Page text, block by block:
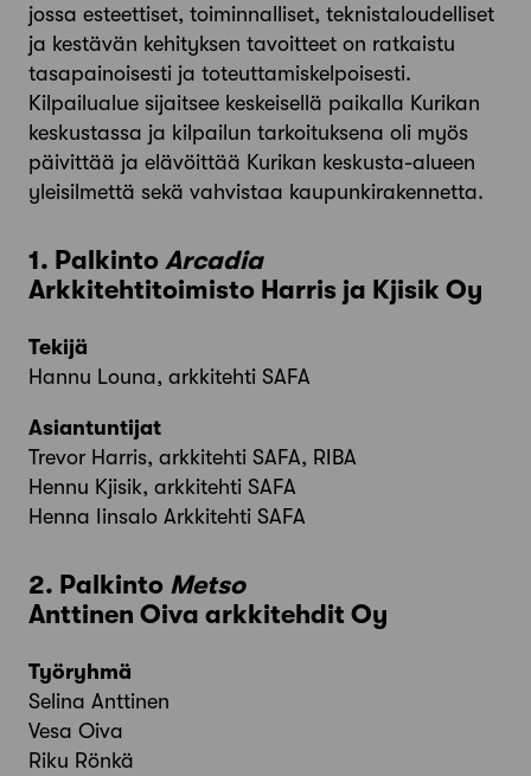
jossa esteettiset, toiminnalliset, teknistaloudelliset
ja kestävän kehityksen tavoitteet on ratkaistu
tasapainoisesti ja toteuttamiskelpoisesti.
Kilpailualue sijaitsee keskeisellä paikalla Kurikan
keskustassa ja kilpailun tarkoituksena oli myös
päivittää ja elävöittää Kurikan keskusta-alueen
yleisilmettä sekä vahvistaa kaupunkirakennetta.
1. Palkinto Arcadia
Arkkitehtitoimisto Harris ja Kjisik Oy
Tekijä
Hannu Louna, arkkitehti SAFA
Asiantuntijat
Trevor Harris, arkkitehti SAFA, RIBA
Hennu Kjisik, arkkitehti SAFA
Henna Iinsalo Arkkitehti SAFA
2. Palkinto Metso
Anttinen Oiva arkkitehdit Oy
Työryhmä
Selina Anttinen
Vesa Oiva
Riku Rönkä